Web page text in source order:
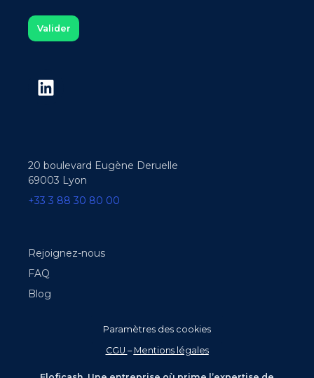
20 boulevard Eugène Deruelle
69003 Lyon
+33 3 88 30 80 00
Rejoignez-nous
FAQ
Blog
Paramètres des cookies
CGU – Mentions légales